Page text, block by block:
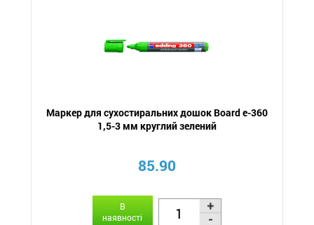
Маркер для сухостиральних дошок Board e-360
1,5-3 мм круглий зелений
85.90
В
наявності